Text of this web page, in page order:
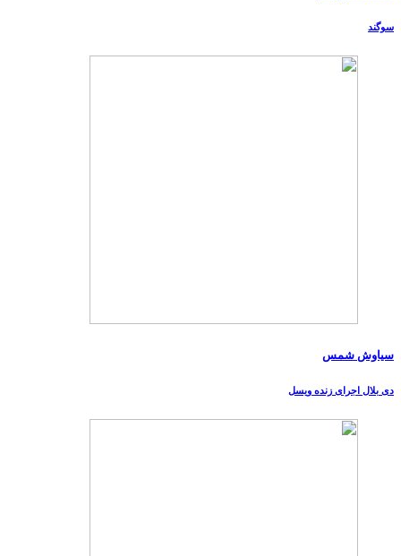
سوگند
سیاوش شمس
دی بلال اجرای زنده ویسل